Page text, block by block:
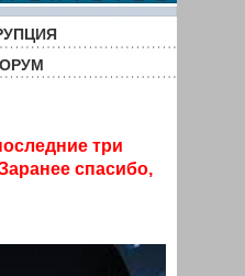
три
спасибо,